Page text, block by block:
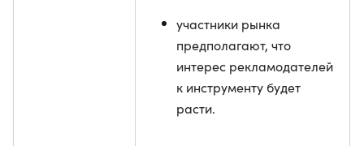
участники рынка
предполагают, что
интерес рекламодателей
к инструменту будет
расти.